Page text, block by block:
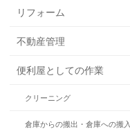
リフォーム
不動産管理
便利屋としての作業
クリーニング
倉庫からの搬出・倉庫への搬入